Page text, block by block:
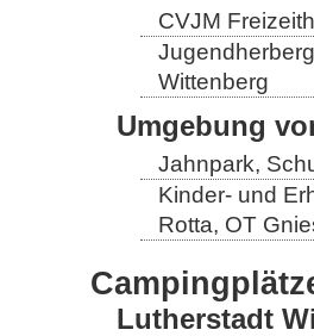
CVJM
Wittenberg
Umgebung
Jahnpark,
Kinder- und
Rotta, OT
Lutherstadt